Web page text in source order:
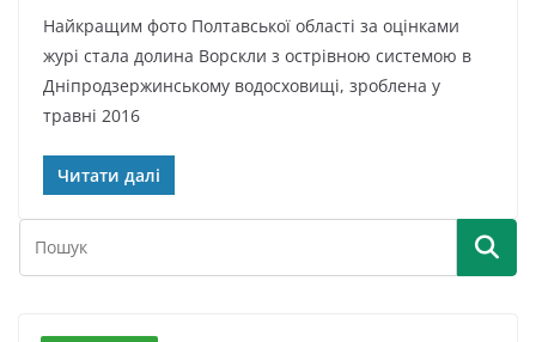
Найкращим фото Полтавської області за оцінками
журі стала долина Ворскли з острівною системою в
Дніпродзержинському водосховищі, зроблена у
травні 2016
Читати далі